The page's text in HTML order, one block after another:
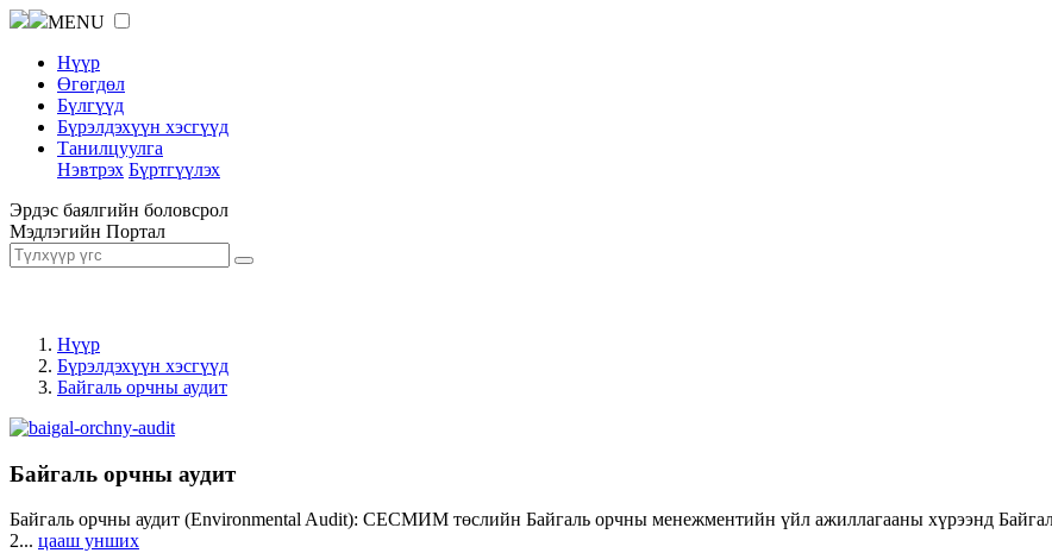
MENU
Нүүр
Өгөгдөл
Бүлгүүд
Бүрэлдэхүүн хэсгүүд
Танилцуулга
Нэвтрэх Бүртгүүлэх
Эрдэс баялгийн боловсрол
Мэдлэгийн Портал
Нүүр
Бүрэлдэхүүн хэсгүүд
Байгаль орчны аудит
Байгаль орчны аудит
Байгаль орчны аудит (Environmental Audit): СЕСМИМ төслийн Байгаль орчны менежментийн үйл ажиллагааны хүрээнд
2... цааш унших